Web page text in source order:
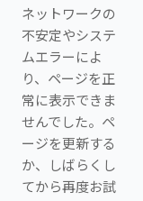
ネットワークの
不安定やシステ
ムエラーによ
り、ページを正
常に表示できま
せんでした。ペ
ージを更新する
か、しばらくし
てから再度お試